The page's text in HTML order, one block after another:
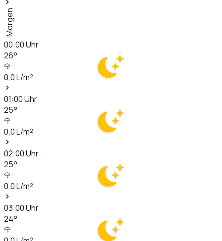
Morgen
00:00Uhr
26°
0,0L/m²
01:00Uhr
25°
0,0L/m²
02:00Uhr
25°
0,0L/m²
03:00Uhr
24°